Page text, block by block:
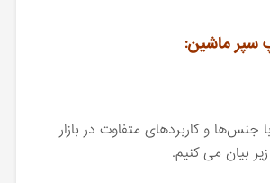
سپر ماشین:
جنس‌ها و کاربردهای متفاوت در بازار
بیان می کنیم.